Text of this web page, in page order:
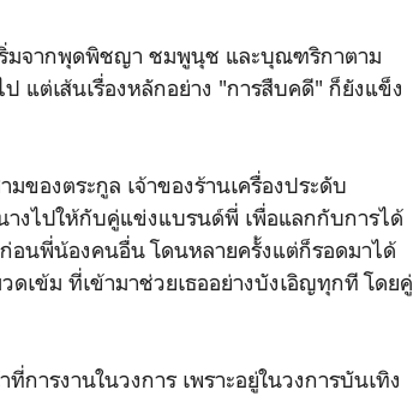
ริ่มจากพุดพิชญา ชมพูนุช และบุณฑริกาตาม
แต่เส้นเรื่องหลักอย่าง "การสืบคดี" ก็ยังแข็ง
ของตระกูล เจ้าของร้านเครื่องประดับ
งไปให้กับคู่แข่งแบรนด์พี่ เพื่อแลกกับการได้
อนพี่น้องคนอื่น โดนหลายครั้งแต่ก็รอดมาได้
ดเข้ม ที่เข้ามาช่วยเธออย่างบังเอิญทุกที โดยคู่
ารงานในวงการ เพราะอยู่ในวงการบันเทิง